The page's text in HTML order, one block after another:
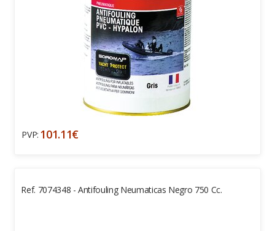
PVP: 101.11€
Ref. 7074348 - Antifouling Neumaticas Negro 750 Cc.